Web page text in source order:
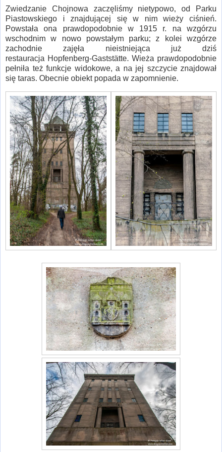
Zwiedzanie Chojnowa zaczęliśmy nietypowo, od Parku
Piastowskiego i znajdującej się w nim wieży ciśnień.
Powstała ona prawdopodobnie w 1915 r. na wzgórzu
wschodnim w nowo powstałym parku; z kolei wzgórze
zachodnie zajęła nieistniejąca już dziś
restauracja Hopfenberg-Gaststätte. Wieża prawdopodobnie
pełniła też funkcje widokowe, a na jej szczycie znajdował
się taras. Obecnie obiekt popada w zapomnienie.